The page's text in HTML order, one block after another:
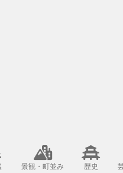
景観・町並み 歴史